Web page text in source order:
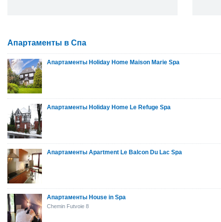
Апартаменты в Спа
Апартаменты Holiday Home Maison Marie Spa
Апартаменты Holiday Home Le Refuge Spa
Апартаменты Apartment Le Balcon Du Lac Spa
Апартаменты House in Spa
Chemin Futvoie 8